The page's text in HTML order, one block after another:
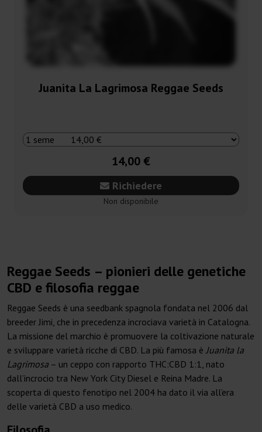
Juanita La Lagrimosa Reggae Seeds
14,00 €
Richiedere
Non disponibile
Reggae Seeds – pionieri delle genetiche
CBD e filosofia reggae
Reggae Seeds è una seedbank spagnola fondata nel 2006 dal
breeder Jimi, che in precedenza incrociava varietà in Catalogna.
La missione del marchio è promuovere la coltivazione naturale
e sviluppare varietà ricche di CBD. La più famosa è Juanita la
Lagrimosa – un ceppo con rapporto THC:CBD 1:1, nato
dall’incrocio tra New York City Diesel e Reina Madre. La
scoperta di questo fenotipo nel 2004 ha dato il via all’era
delle varietà CBD a uso medico.